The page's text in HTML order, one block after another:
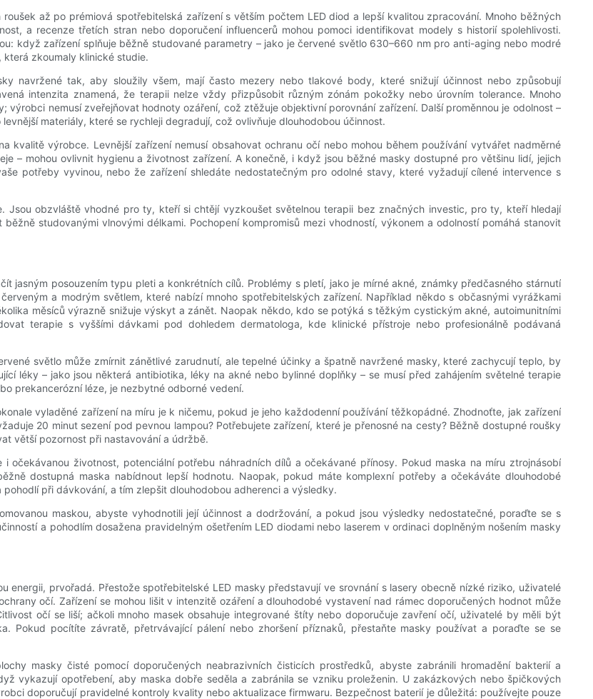
až po prémiová spotřebitelská zařízení s větším počtem LED diod a lepší kvalitou zpracování. Mnoho běžných
a recenze třetích stran nebo doporučení influencerů mohou pomoci identifikovat modely s historií spolehlivosti.
když zařízení splňuje běžně studované parametry – jako je červené světlo 630–660 nm pro anti-aging nebo modré
zkoumaly klinické studie.
navržené tak, aby sloužily všem, mají často mezery nebo tlakové body, které snižují účinnost nebo způsobují
intenzita znamená, že terapii nelze vždy přizpůsobit různým zónám pokožky nebo úrovním tolerance. Mnoho
nemusí zveřejňovat hodnoty ozáření, což ztěžuje objektivní porovnání zařízení. Další proměnnou je odolnost –
materiály, které se rychleji degradují, což ovlivňuje dlouhodobou účinnost.
kvalitě výrobce. Levnější zařízení nemusí obsahovat ochranu očí nebo mohou během používání vytvářet nadměrné
– mohou ovlivnit hygienu a životnost zařízení. A konečně, i když jsou běžné masky dostupné pro většinu lidí, jejich
potřeby vyvinou, nebo že zařízení shledáte nedostatečným pro odolné stavy, které vyžadují cílené intervence s
Jsou obzvláště vhodné pro ty, kteří si chtějí vyzkoušet světelnou terapii bez značných investic, pro ty, kteří hledají
studovanými vlnovými délkami. Pochopení kompromisů mezi vhodností, výkonem a odolností pomáhá stanovit
jasným posouzením typu pleti a konkrétních cílů. Problémy s pletí, jako je mírné akné, známky předčasného stárnutí
a modrým světlem, které nabízí mnoho spotřebitelských zařízení. Například někdo s občasnými vyrážkami
měsíců výrazně snižuje výskyt a zánět. Naopak někdo, kdo se potýká s těžkým cystickým akné, autoimunitními
terapie s vyššími dávkami pod dohledem dermatologa, kde klinické přístroje nebo profesionálně podávaná
světlo může zmírnit zánětlivé zarudnutí, ale tepelné účinky a špatně navržené masky, které zachycují teplo, by
léky – jako jsou některá antibiotika, léky na akné nebo bylinné doplňky – se musí před zahájením světelné terapie
prekancerózní léze, je nezbytné odborné vedení.
vyladěné zařízení na míru je k ničemu, pokud je jeho každodenní používání těžkopádné. Zhodnoťte, jak zařízení
20 minut sezení pod pevnou lampou? Potřebujete zařízení, které je přenosné na cesty? Běžně dostupné roušky
větší pozornost při nastavování a údržbě.
očekávanou životnost, potenciální potřebu náhradních dílů a očekávané přínosy. Pokud maska ​​na míru ztrojnásobí
dostupná maska ​​nabídnout lepší hodnotu. Naopak, pokud máte komplexní potřeby a očekáváte dlouhodobé
při dávkování, a tím zlepšit dlouhodobou adherenci a výsledky.
maskou, abyste vyhodnotili její účinnost a dodržování, a pokud jsou výsledky nedostatečné, poraďte se s
a pohodlím dosažena pravidelným ošetřením LED diodami nebo laserem v ordinaci doplněným nošením masky
energii, prvořadá. Přestože spotřebitelské LED masky představují ve srovnání s lasery obecně nízké riziko, uživatelé
očí. Zařízení se mohou lišit v intenzitě ozáření a dlouhodobé vystavení nad rámec doporučených hodnot může
očí se liší; ačkoli mnoho masek obsahuje integrované štíty nebo doporučuje zavření očí, uživatelé by měli být
Pokud pocítíte závratě, přetrvávající pálení nebo zhoršení příznaků, přestaňte masky používat a poraďte se se
masky čisté pomocí doporučených neabrazivních čisticích prostředků, abyste zabránili hromadění bakterií a
vykazují opotřebení, aby maska ​​dobře seděla a zabránila se vzniku proleženin. U zakázkových nebo špičkových
doporučují pravidelné kontroly kvality nebo aktualizace firmwaru. Bezpečnost baterií je důležitá: používejte pouze